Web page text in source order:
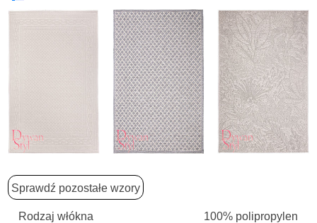
Sprawdź pozostałe wzory
Rodzaj włókna
100% polipropylen